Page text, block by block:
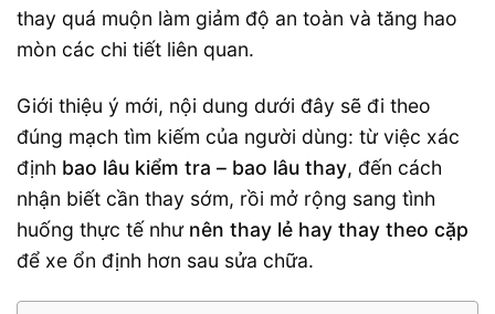
thay quá muộn làm giảm độ an toàn và tăng hao
mòn các chi tiết liên quan.
Giới thiệu ý mới, nội dung dưới đây sẽ đi theo
đúng mạch tìm kiếm của người dùng: từ việc xác
định bao lâu kiểm tra – bao lâu thay, đến cách
nhận biết cần thay sớm, rồi mở rộng sang tình
huống thực tế như nên thay lẻ hay thay theo cặp
để xe ổn định hơn sau sửa chữa.